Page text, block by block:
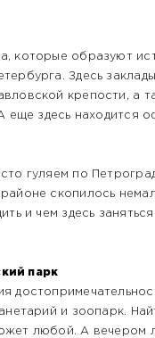
которые образуют
Здесь
крепости, а
еще здесь находится
гуляем по
скопилось
и чем здесь
парк
и зоопарк.
любой. А вечером